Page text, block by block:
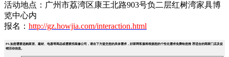
活动地点：广州市荔湾区康王北路903号负二层红树湾家具博
览中心内
报名： http://gz.howjia.com/interaction.html
PS.如您需要选购家居、建材、电器等商品或需要找装修公司，请在下方提交您的具体需求，好家网客服将根据您的个性化需求免费给您推 荐适合的商家门店及促
销活动信息。